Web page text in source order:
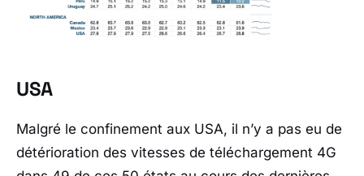
USA
Malgré le confinement aux USA, il n’y a pas eu de
détérioration des vitesses de téléchargement 4G